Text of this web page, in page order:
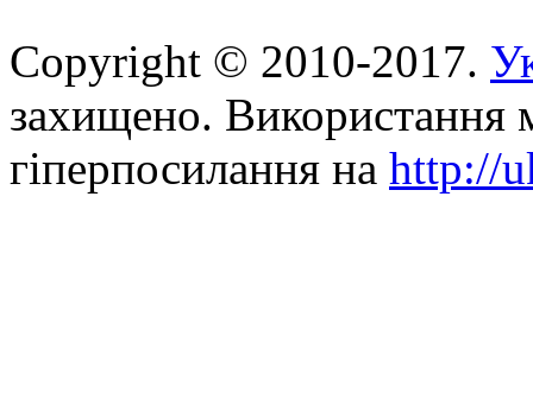
Copyright © 2010-2017.
захищено. Використання
гіперпосилання на http://